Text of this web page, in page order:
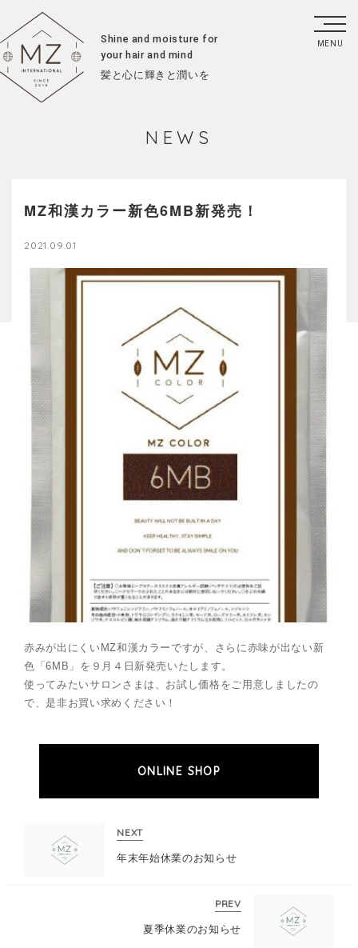
Shine and moisture for
your hair and mind
髪と心に輝きと潤いを
NEWS
MZ和漢カラー新色6MB新発売！
2021.09.01
赤みが出にくいMZ和漢カラーですが、さらに赤味が出ない新
色「6MB」を９月４日新発売いたします。
使ってみたいサロンさまは、お試し価格をご用意しましたの
で、是非お買い求めください！
ONLINE SHOP
NEXT
年末年始休業のお知らせ
PREV
夏季休業のお知らせ